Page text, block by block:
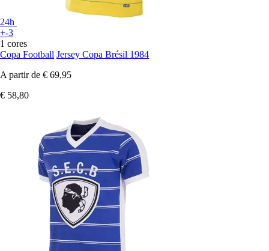
24h
+-3
1 cores
Copa Football Jersey Copa Brésil 1984
A partir de € 69,95
€ 58,80